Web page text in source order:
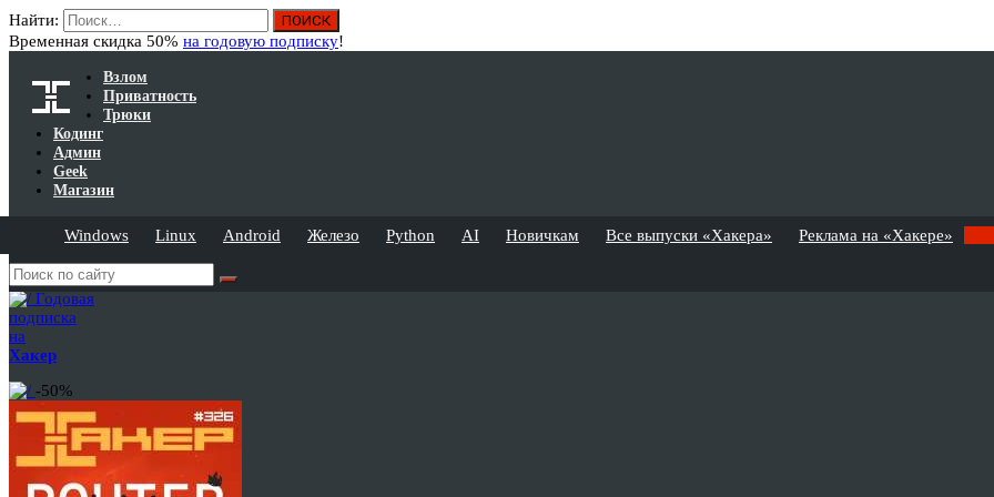
Найти:
Временная скидка 50% на годовую подписку!
Взлом
Приватность
Трюки
Кодинг
Админ
Geek
Магазин
Windows Linux Android Железо Python AI Новичкам Все выпуски «Хакера» Реклама на «Хакере»
Годовая
подписка
на
Хакер
-50%